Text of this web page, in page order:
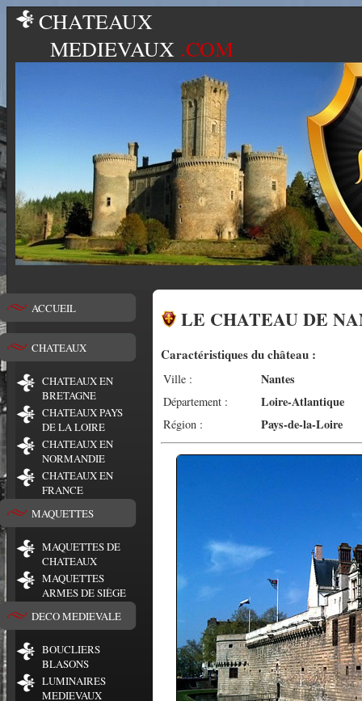
CHATEAUX
MEDIEVAUX .COM
ACCUEIL
CHATEAUX
CHATEAUX EN
BRETAGNE
CHATEAUX PAYS
DE LA LOIRE
CHATEAUX EN
NORMANDIE
CHATEAUX EN
FRANCE
MAQUETTES
MAQUETTES DE
CHATEAUX
MAQUETTES
ARMES DE SIÈGE
DECO MEDIEVALE
BOUCLIERS
BLASONS
LUMINAIRES
MEDIEVAUX
LE CHATEAU DE
Caractéristiques du château :
Ville : Nantes
Département : Loire-Atlantique
Région : Pays-de-la-Loire